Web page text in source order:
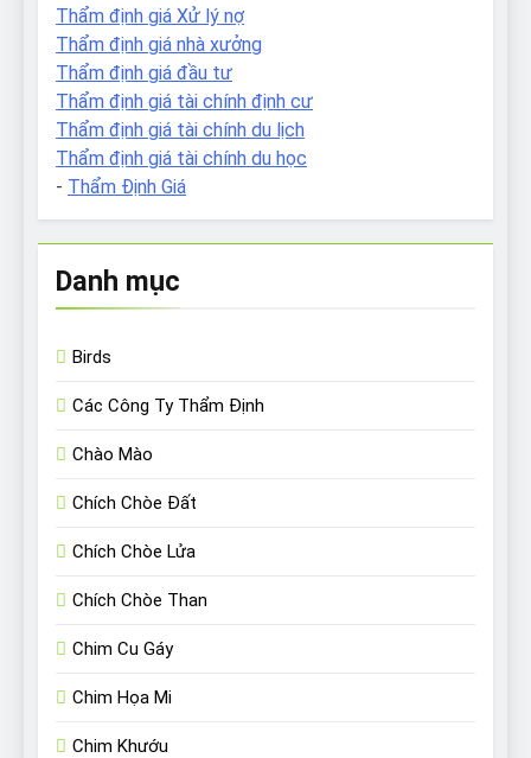
Thẩm định giá Xử lý nợ
Thẩm định giá nhà xưởng
Thẩm định giá đầu tư
Thẩm định giá tài chính định cư
Thẩm định giá tài chính du lịch
Thẩm định giá tài chính du học
- Thẩm Định Giá
Danh mục
Birds
Các Công Ty Thẩm Định
Chào Mào
Chích Chòe Đất
Chích Chòe Lửa
Chích Chòe Than
Chim Cu Gáy
Chim Họa Mi
Chim Khướu